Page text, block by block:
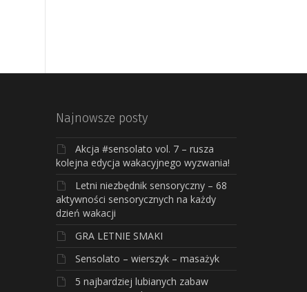
Najnowsze posty
Akcja #sensolato vol. 7 – rusza
kolejna edycja wakacyjnego wyzwania!
Letni niezbędnik sensoryczny – 68
aktywności sensorycznych na każdy
dzień wakacji
GRA LETNIE SMAKI
Sensolato – wierszyk – masażyk
5 najbardziej lubianych zabaw